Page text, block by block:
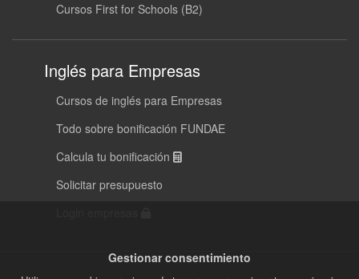
Cursos First for Schools (B2)
Inglés para Empresas
Cursos de inglés para Empresas
Todo sobre bonificación FUNDAE
Calcula tu bonificación
Solicitar presupuesto
Gestionar consentimiento